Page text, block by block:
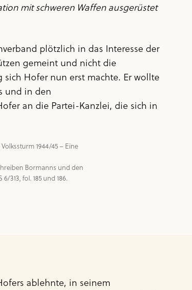
mit schweren Waffen ausgerüstet
plötzlich in das Interesse der
gemeint und nicht die
Hofer nun erst machte. Er wollte
und in den
an die Partei-Kanzlei, die sich in
1944/45 – Eine
Bormanns und den
ablehnte, in seinem